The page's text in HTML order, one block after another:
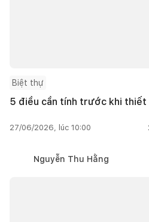
Biệt thự
5 điều cần tính trước khi
27/06/2026, lúc 10:00
Nguyễn Thu Hằng